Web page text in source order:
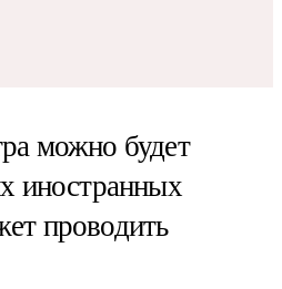
можно будет
иностранных
проводить